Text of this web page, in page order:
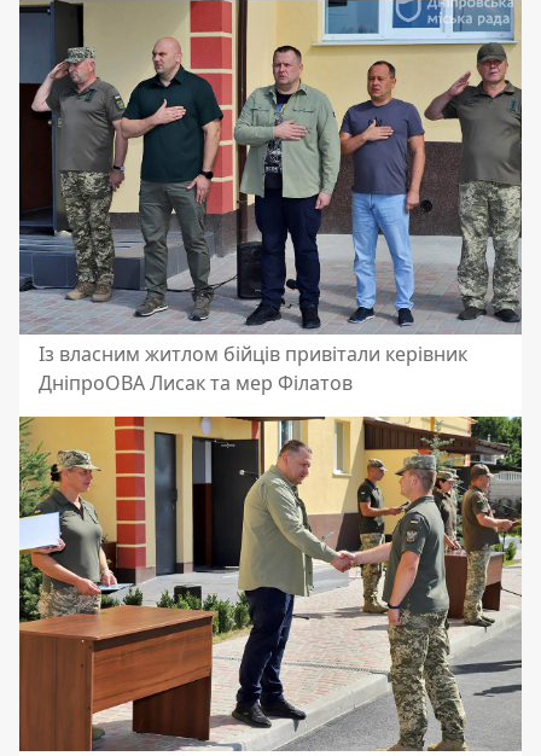
Із власним житлом бійців привітали керівник
ДніпроОВА Лисак та мер Філатов